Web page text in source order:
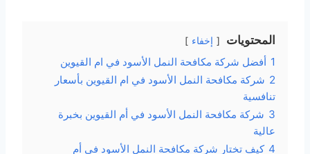
المحتويات إخفاء
1 أفضل شركة مكافحة النمل الأسود في ام القيوين
2 شركة مكافحة النمل الأسود في ام القيوين بأسعار
تنافسية
3 شركة مكافحة النمل الأسود في أم القيوين بخبرة
عالية
4 كيف تختار شركة مكافحة النمل الأسود في أم